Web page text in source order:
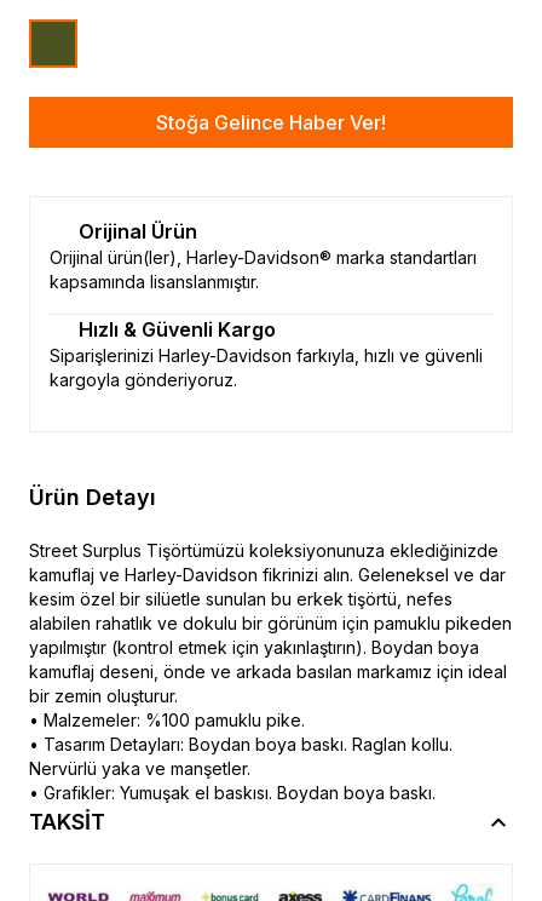
Stoğa Gelince Haber Ver!
Orijinal Ürün
Orijinal ürün(ler), Harley-Davidson® marka standartları
kapsamında lisanslanmıştır.
Hızlı & Güvenli Kargo
Siparişlerinizi Harley-Davidson farkıyla, hızlı ve güvenli
kargoyla gönderiyoruz.
Ürün Detayı
Street Surplus Tişörtümüzü koleksiyonunuza eklediğinizde
kamuflaj ve Harley-Davidson fikrinizi alın. Geleneksel ve dar
kesim özel bir silüetle sunulan bu erkek tişörtü, nefes
alabilen rahatlık ve dokulu bir görünüm için pamuklu pikeden
yapılmıştır (kontrol etmek için yakınlaştırın). Boydan boya
kamuflaj deseni, önde ve arkada basılan markamız için ideal
bir zemin oluşturur.
• Malzemeler: %100 pamuklu pike.
• Tasarım Detayları: Boydan boya baskı. Raglan kollu.
Nervürlü yaka ve manşetler.
• Grafikler: Yumuşak el baskısı. Boydan boya baskı.
TAKSİT